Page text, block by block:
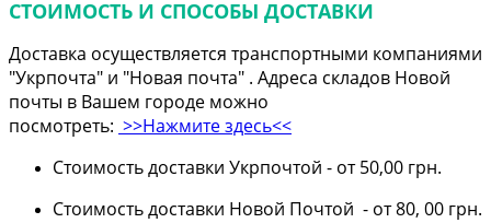
СТОИМОСТЬ И СПОСОБЫ ДОСТАВКИ
Доставка осуществляется транспортными компаниями
"Укрпочта" и "Новая почта" . Адреса складов Новой
почты в Вашем городе можно
посмотреть: >>Нажмите здесь<<
Стоимость доставки Укрпочтой - от 50,00 грн.
Стоимость доставки Новой Почтой - от 80, 00 грн.